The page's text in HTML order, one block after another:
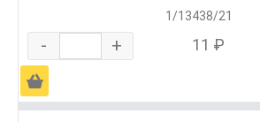
1/13438/21
- + 11 ₽
Ä